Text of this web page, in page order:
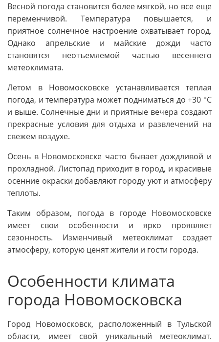
Весной погода становится более мягкой, но все еще
переменчивой. Температура повышается, и
приятное солнечное настроение охватывает город.
Однако апрельские и майские дожди часто
становятся неотъемлемой частью весеннего
метеоклимата.
Летом в Новомосковске устанавливается теплая
погода, и температура может подниматься до +30 °C
и выше. Солнечные дни и приятные вечера создают
прекрасные условия для отдыха и развлечений на
свежем воздухе.
Осень в Новомосковске часто бывает дождливой и
прохладной. Листопад приходит в город, и красивые
осенние окраски добавляют городу уют и атмосферу
теплоты.
Таким образом, погода в городе Новомосковске
имеет свои особенности и ярко проявляет
сезонность. Изменчивый метеоклимат создает
атмосферу, которую ценят жители и гости города.
Особенности климата
города Новомосковска
Город Новомосковск, расположенный в Тульской
области, имеет свой уникальный метеоклимат.